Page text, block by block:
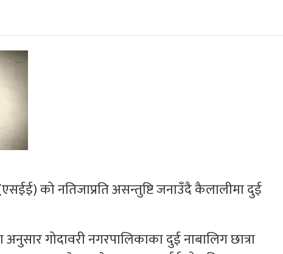
(एसईई) को नतिजाप्रति असन्तुष्टि जनाउँदै कैलालीमा दुई
गोदावरी नगरपालिकाका दुई नाबालिग छात्रा